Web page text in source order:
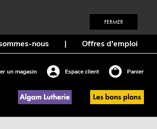
FERMER
nous | Offres d'emploi
un magasin Espace client Panier